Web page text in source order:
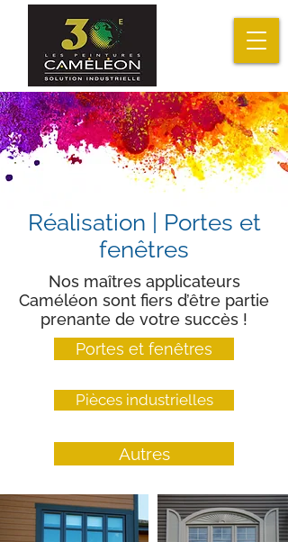
Réalisation | Portes et
fenêtres
Nos maîtres applicateurs
Caméléon sont fiers d’être partie
prenante de votre succès !
Portes et fenêtres
Pièces industrielles
Autres